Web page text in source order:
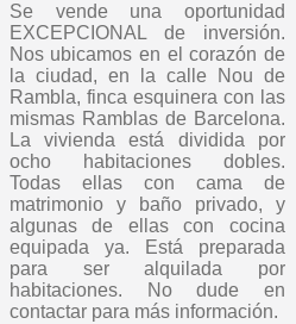
Se vende una oportunidad
EXCEPCIONAL de inversión.
Nos ubicamos en el corazón de
la ciudad, en la calle Nou de
Rambla, finca esquinera con las
mismas Ramblas de Barcelona.
La vivienda está dividida por
ocho habitaciones dobles.
Todas ellas con cama de
matrimonio y baño privado, y
algunas de ellas con cocina
equipada ya. Está preparada
para ser alquilada por
habitaciones. No dude en
contactar para más información.